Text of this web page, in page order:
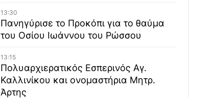
13:30
Πανηγύρισε το Προκόπι για το θαύμα
του Οσίου Ιωάννου του Ρώσσου
13:15
Πολυαρχιερατικός Εσπερινός Αγ.
Καλλινίκου και ονομαστήρια Μητρ.
Άρτης